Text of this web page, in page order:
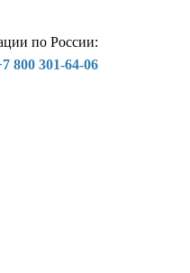
по России:
800 301-64-06